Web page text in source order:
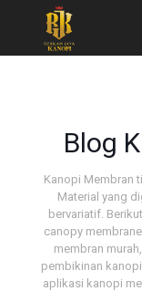
Blog
Kanopi Membran
Material yang
bervariatif.
canopy
membran
pembikinan
aplikasi kanopi